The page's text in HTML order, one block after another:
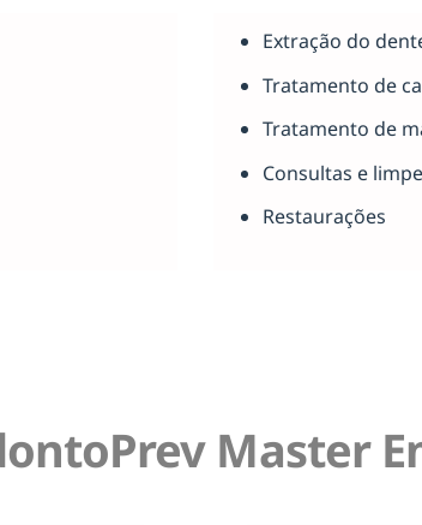
Extração do
Tratamento de
Tratamento de
Consultas e
Restaurações
Master